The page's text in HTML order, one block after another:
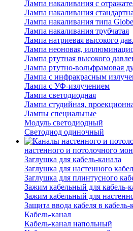
Лампа накаливания с
Лампа накаливания
Лампа накаливания типа Globe
Лампа накаливания трубчатая
Лампа натриевая высокого
Лампа неоновая,
Лампа ртутная высокого
Лампа ртутно-вольфрамовая
Лампа с инфракрасным
Лампа с УФ-излучением
Лампа светодиодная
Лампа студийная,
Лампы специальные
Модуль светодиодный
Светодиод одиночный
настенного и потолочного
Заглушка для кабель-канала
Заглушка для настенного
Заглушка для плинтусного
Зажим кабельный для кабель-
Зажим кабельный для
Защита ввода кабеля в кабель-
Кабель-канал
Кабель-канал напольный